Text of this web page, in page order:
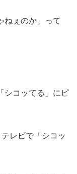
ねぇのか」って
シコッてる」にピ
レビで「シコッ